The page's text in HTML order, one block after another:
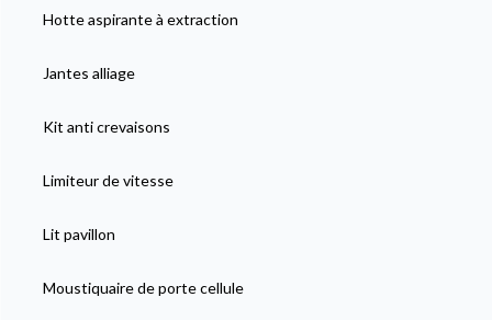
Hotte aspirante à extraction
Jantes alliage
Kit anti crevaisons
Limiteur de vitesse
Lit pavillon
Moustiquaire de porte cellule